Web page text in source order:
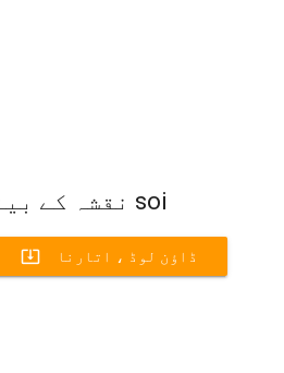
نقشہ کے بینکاک سے soi
system_update_alt ڈاؤن لوڈ ، اتارنا